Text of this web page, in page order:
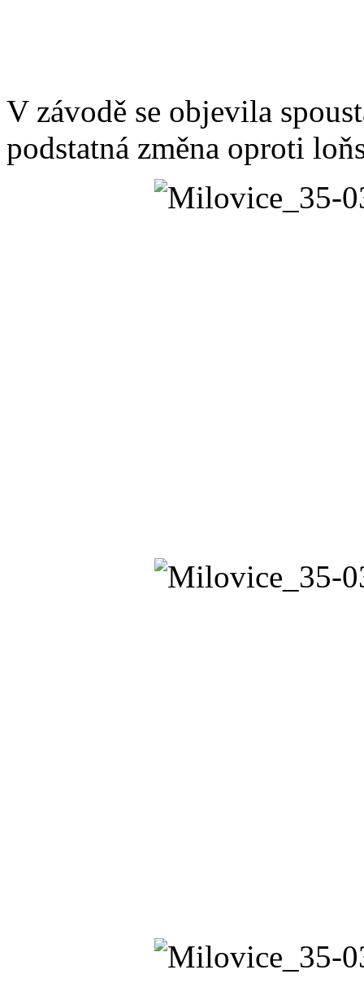
V závodě se objevila
podstatná změna oproti